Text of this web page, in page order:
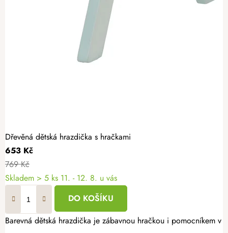
Dřevěná dětská hrazdička s hračkami
653 Kč
769 Kč
Skladem > 5 ks 11. - 12. 8. u vás
DO KOŠÍKU
Barevná dětská hrazdička je zábavnou hračkou i pomocníkem